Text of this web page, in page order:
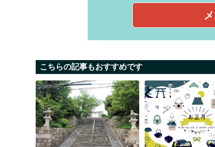
こちらの記事もおすすめです